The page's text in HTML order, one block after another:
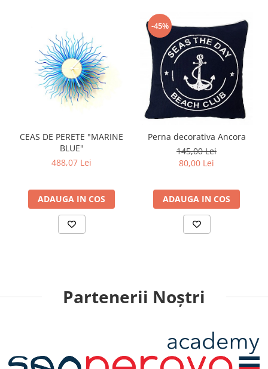
CEAS DE PERETE "MARINE
BLUE"
488,07 Lei
ADAUGA IN COS
-45%
Perna decorativa Ancora
145,00 Lei
80,00 Lei
ADAUGA IN COS
Partenerii Noștri